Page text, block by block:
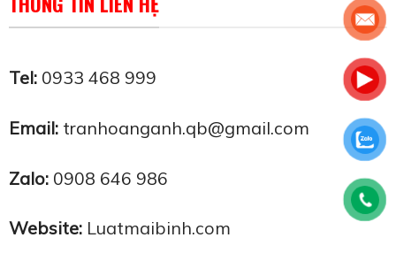
Tel: 0933 468 999
Email: tranhoanganh.qb@gmail.com
Zalo: 0908 646 986
Website: Luatmaibinh.com